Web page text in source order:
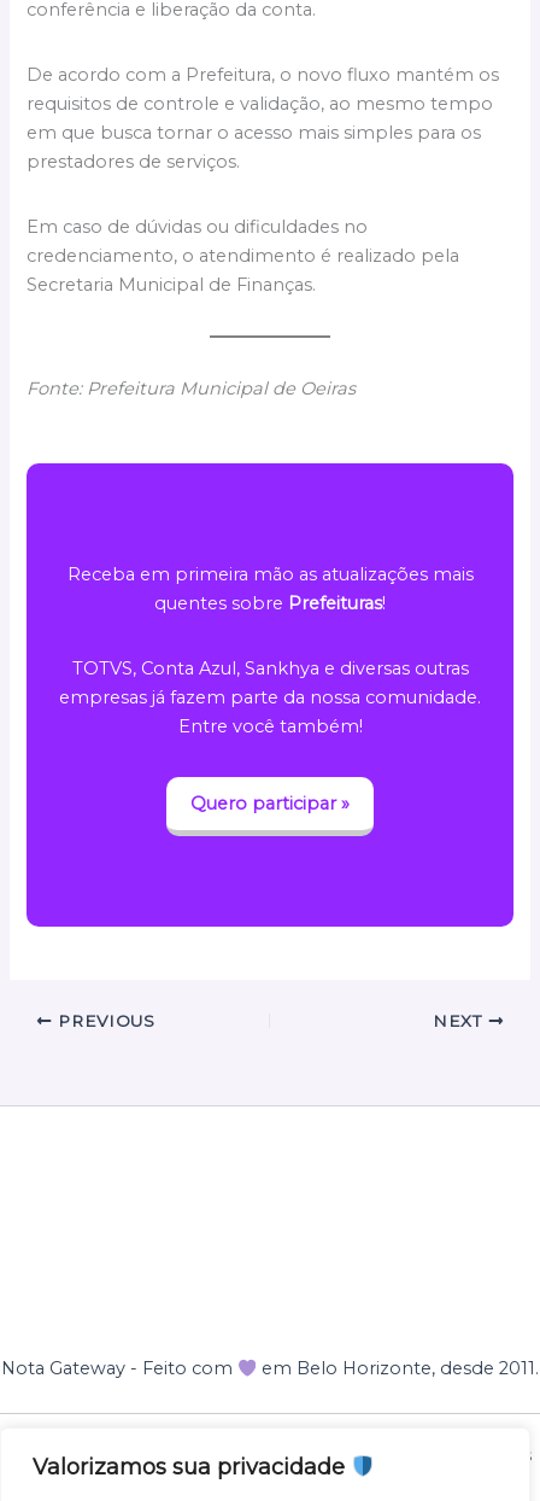
Valorizamos sua privacidade
conferência e liberação da conta.
De acordo com a Prefeitura, o novo fluxo mantém os
requisitos de controle e validação, ao mesmo tempo
em que busca tornar o acesso mais simples para os
prestadores de serviços.
Em caso de dúvidas ou dificuldades no
credenciamento, o atendimento é realizado pela
Secretaria Municipal de Finanças.
Fonte: Prefeitura Municipal de Oeiras
Receba em primeira mão as atualizações mais
quentes sobre Prefeituras!
TOTVS, Conta Azul, Sankhya e diversas outras
empresas já fazem parte da nossa comunidade.
Entre você também!
Quero participar »
PREVIOUS NEXT
Nota Gateway - Feito com em Belo Horizonte, desde 2011.
Nota Gateway — 2011 - 2025 © Todos os direitos reservados
NOTA GATEWAY DESENVOLVIMENTO DE SOFTWARES